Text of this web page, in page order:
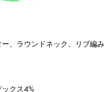
、ラウンドネック、リブ編
クス4%